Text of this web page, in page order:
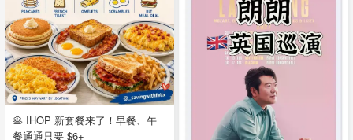
🥞 IHOP 新套餐来了！早餐、午
餐通通只要 $6+